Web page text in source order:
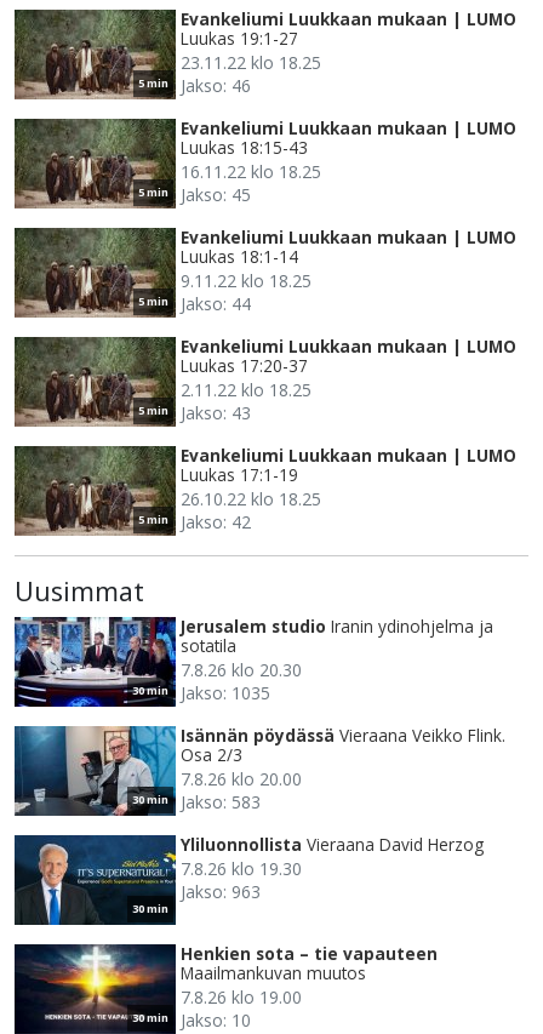
5 min
Evankeliumi Luukkaan mukaan | LUMO
Luukas 19:1-27
23.11.22 klo 18.25
Jakso: 46
5 min
Evankeliumi Luukkaan mukaan | LUMO
Luukas 18:15-43
16.11.22 klo 18.25
Jakso: 45
5 min
Evankeliumi Luukkaan mukaan | LUMO
Luukas 18:1-14
9.11.22 klo 18.25
Jakso: 44
5 min
Evankeliumi Luukkaan mukaan | LUMO
Luukas 17:20-37
2.11.22 klo 18.25
Jakso: 43
5 min
Evankeliumi Luukkaan mukaan | LUMO
Luukas 17:1-19
26.10.22 klo 18.25
Jakso: 42
Uusimmat
30 min
Jerusalem studio Iranin ydinohjelma ja
sotatila
7.8.26 klo 20.30
Jakso: 1035
30 min
Isännän pöydässä Vieraana Veikko Flink.
Osa 2/3
7.8.26 klo 20.00
Jakso: 583
30 min
Yliluonnollista Vieraana David Herzog
7.8.26 klo 19.30
Jakso: 963
30 min
Henkien sota – tie vapauteen
Maailmankuvan muutos
7.8.26 klo 19.00
Jakso: 10